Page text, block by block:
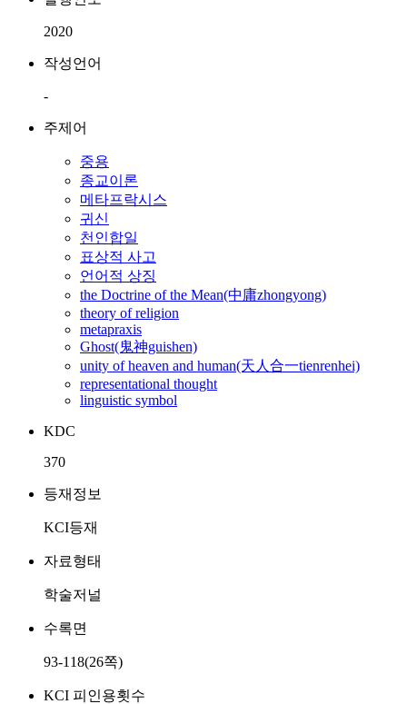
2020
작성언어
-
주제어
중용
종교이론
메타프락시스
귀신
천인합일
표상적 사고
언어적 상징
the Doctrine of the Mean(中庸zhongyong)
theory of religion
metapraxis
Ghost(鬼神guishen)
unity of heaven and human(天人合一tienrenhei)
representational thought
linguistic symbol
KDC
370
등재정보
KCI등재
자료형태
학술저널
수록면
93-118(26쪽)
KCI 피인용횟수